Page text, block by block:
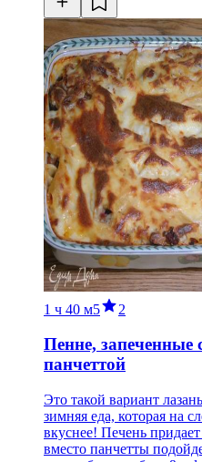
1 ч 40 м5 2
Пенне, запеченные
панчеттой
Это такой вариант
зимняя еда, которая на
вкуснее! Печень
вместо панчетты